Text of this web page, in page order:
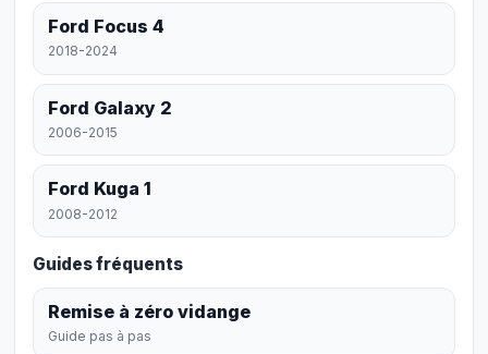
Ford Focus 4
2018-2024
Ford Galaxy 2
2006-2015
Ford Kuga 1
2008-2012
Guides fréquents
Remise à zéro vidange
Guide pas à pas